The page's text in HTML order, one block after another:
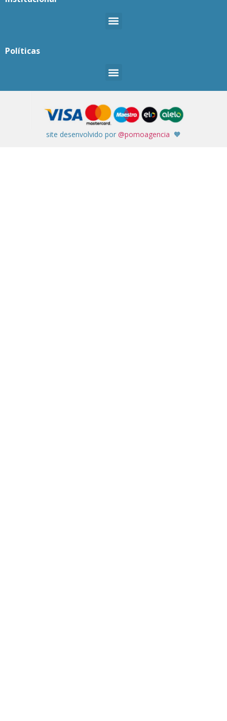
Políticas
site desenvolvido por @pomoagencia 🧡